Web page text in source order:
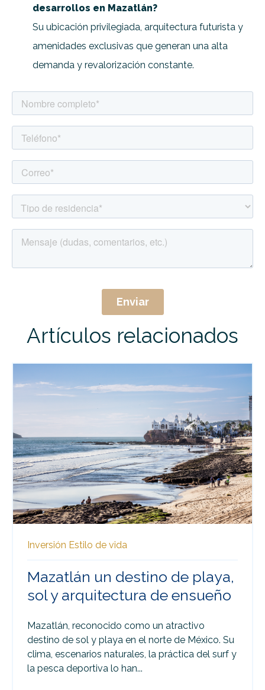
desarrollos en Mazatlán?
Su ubicación privilegiada, arquitectura futurista y
amenidades exclusivas que generan una alta
demanda y revalorización constante.
Artículos relacionados
Inversión Estilo de vida
Mazatlán un destino de playa,
sol y arquitectura de ensueño
Mazatlán, reconocido como un atractivo
destino de sol y playa en el norte de México. Su
clima, escenarios naturales, la práctica del surf y
la pesca deportiva lo han...